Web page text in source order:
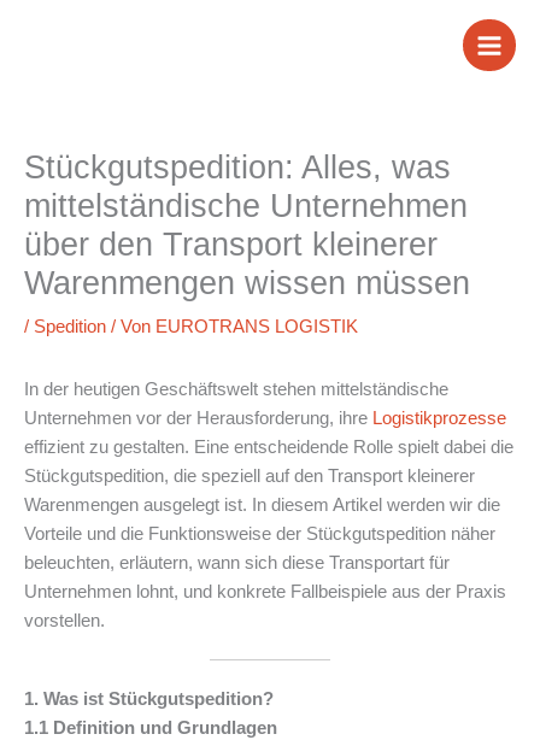
Stückgutspedition: Alles, was
mittelständische Unternehmen
über den Transport kleinerer
Warenmengen wissen müssen
/ Spedition / Von EUROTRANS LOGISTIK
In der heutigen Geschäftswelt stehen mittelständische
Unternehmen vor der Herausforderung, ihre Logistikprozesse
effizient zu gestalten. Eine entscheidende Rolle spielt dabei die
Stückgutspedition, die speziell auf den Transport kleinerer
Warenmengen ausgelegt ist. In diesem Artikel werden wir die
Vorteile und die Funktionsweise der Stückgutspedition näher
beleuchten, erläutern, wann sich diese Transportart für
Unternehmen lohnt, und konkrete Fallbeispiele aus der Praxis
vorstellen.
1. Was ist Stückgutspedition?
1.1 Definition und Grundlagen